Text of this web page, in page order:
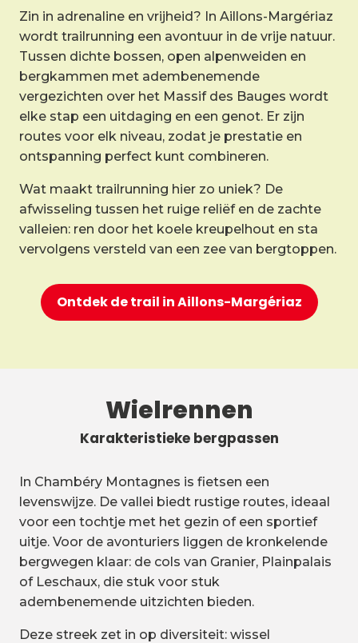
Zin in adrenaline en vrijheid? In Aillons-Margériaz
wordt trailrunning een avontuur in de vrije natuur.
Tussen dichte bossen, open alpenweiden en
bergkammen met adembenemende
vergezichten over het Massif des Bauges wordt
elke stap een uitdaging en een genot. Er zijn
routes voor elk niveau, zodat je prestatie en
ontspanning perfect kunt combineren.
Wat maakt trailrunning hier zo uniek? De
afwisseling tussen het ruige reliëf en de zachte
valleien: ren door het koele kreupelhout en sta
vervolgens versteld van een zee van bergtoppen.
Ontdek de trail in Aillons-Margériaz
Wielrennen
Karakteristieke bergpassen
In Chambéry Montagnes is fietsen een
levenswijze. De vallei biedt rustige routes, ideaal
voor een tochtje met het gezin of een sportief
uitje. Voor de avonturiers liggen de kronkelende
bergwegen klaar: de cols van Granier, Plainpalais
of Leschaux, die stuk voor stuk
adembenemende uitzichten bieden.
Deze streek zet in op diversiteit: wissel